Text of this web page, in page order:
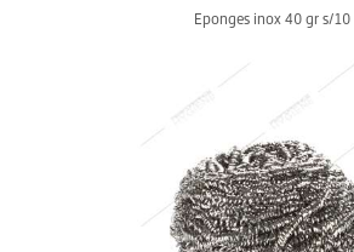
Eponges inox 40 gr s/10